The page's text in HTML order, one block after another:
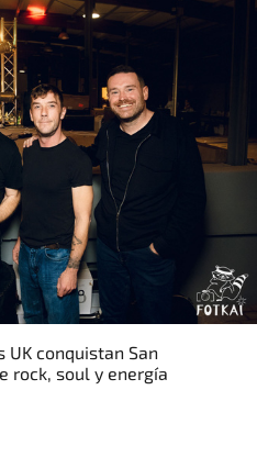
UK conquistan San
rock, soul y energía